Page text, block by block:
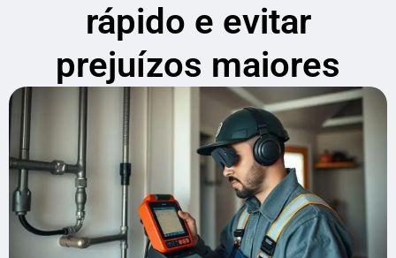
rápido e evitar
prejuízos maiores